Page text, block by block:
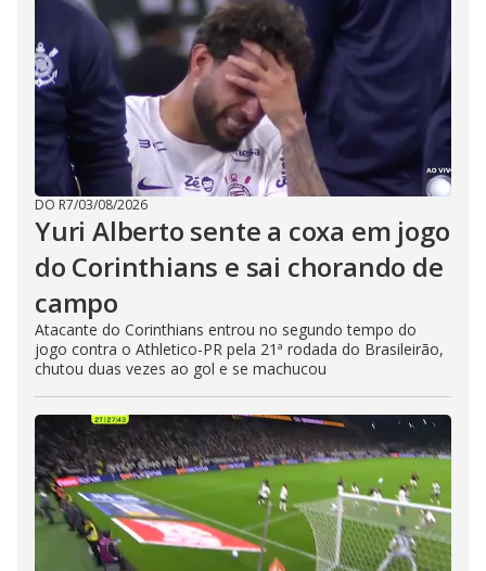
DO R7/03/08/2026
Yuri Alberto sente a coxa em jogo
do Corinthians e sai chorando de
campo
Atacante do Corinthians entrou no segundo tempo do
jogo contra o Athletico-PR pela 21ª rodada do Brasileirão,
chutou duas vezes ao gol e se machucou